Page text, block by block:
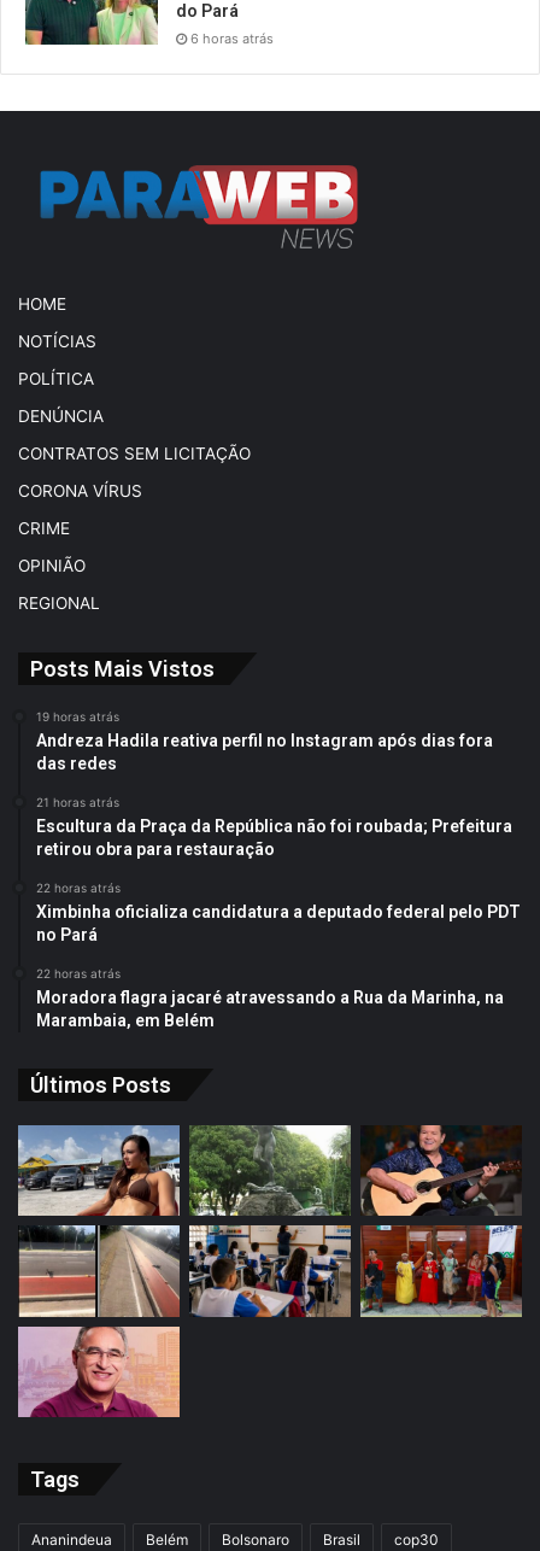
do Pará
6 horas atrás
HOME
NOTÍCIAS
POLÍTICA
DENÚNCIA
CONTRATOS SEM LICITAÇÃO
CORONA VÍRUS
CRIME
OPINIÃO
REGIONAL
Posts Mais Vistos
19 horas atrás
Andreza Hadila reativa perfil no Instagram após dias fora
das redes
21 horas atrás
Escultura da Praça da República não foi roubada; Prefeitura
retirou obra para restauração
22 horas atrás
Ximbinha oficializa candidatura a deputado federal pelo PDT
no Pará
22 horas atrás
Moradora flagra jacaré atravessando a Rua da Marinha, na
Marambaia, em Belém
Últimos Posts
Tags
Ananindeua Belém Bolsonaro Brasil cop30